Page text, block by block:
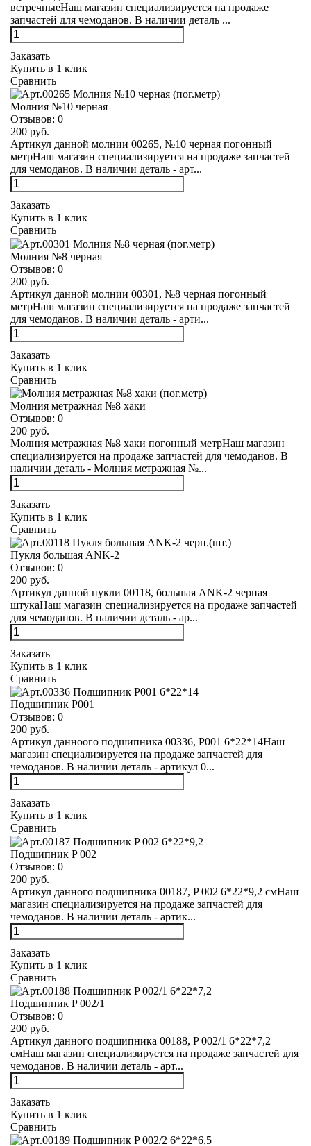
встречныеНаш магазин специализируется на продаже
запчастей для чемоданов. В наличии деталь ...
Заказать
Купить в 1 клик
Сравнить
Молния №10 черная
Отзывов: 0
200 руб.
Артикул данной молнии 00265, №10 черная погонный
метрНаш магазин специализируется на продаже запчастей
для чемоданов. В наличии деталь - арт...
Заказать
Купить в 1 клик
Сравнить
Молния №8 черная
Отзывов: 0
200 руб.
Артикул данной молнии 00301, №8 черная погонный
метрНаш магазин специализируется на продаже запчастей
для чемоданов. В наличии деталь - арти...
Заказать
Купить в 1 клик
Сравнить
Молния метражная №8 хаки
Отзывов: 0
200 руб.
Молния метражная №8 хаки погонный метрНаш магазин
специализируется на продаже запчастей для чемоданов. В
наличии деталь - Молния метражная №...
Заказать
Купить в 1 клик
Сравнить
Пукля большая ANK-2
Отзывов: 0
200 руб.
Артикул данной пукли 00118, большая ANK-2 черная
штукаНаш магазин специализируется на продаже запчастей
для чемоданов. В наличии деталь - ар...
Заказать
Купить в 1 клик
Сравнить
Подшипник Р001
Отзывов: 0
200 руб.
Артикул данноого подшипника 00336, Р001 6*22*14Наш
магазин специализируется на продаже запчастей для
чемоданов. В наличии деталь - артикул 0...
Заказать
Купить в 1 клик
Сравнить
Подшипник P 002
Отзывов: 0
200 руб.
Артикул данного подшипника 00187, P 002 6*22*9,2 смНаш
магазин специализируется на продаже запчастей для
чемоданов. В наличии деталь - артик...
Заказать
Купить в 1 клик
Сравнить
Подшипник P 002/1
Отзывов: 0
200 руб.
Артикул данного подшипника 00188, P 002/1 6*22*7,2
смНаш магазин специализируется на продаже запчастей для
чемоданов. В наличии деталь - арт...
Заказать
Купить в 1 клик
Сравнить